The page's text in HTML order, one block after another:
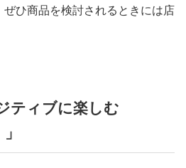
ひ商品を検討されるときには店
ティブに楽しむ